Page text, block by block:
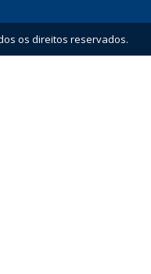
os direitos reservados.